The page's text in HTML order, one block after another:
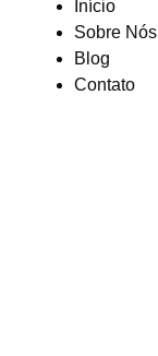
Início
Sobre Nós
Blog
Contato